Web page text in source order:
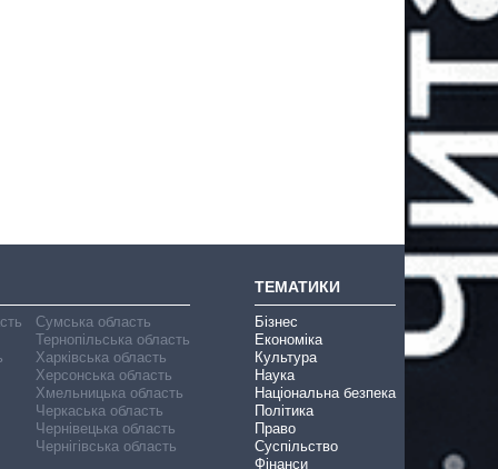
Сумська область
Тернопільська область
Харківська область
Херсонська область
Хмельницька область
Черкаська область
Чернівецька область
Чернігівська область
ТЕМАТИКИ
Бізнес
Економіка
Культура
Наука
Національна безпека
Політика
Право
Суспільство
Фінанси